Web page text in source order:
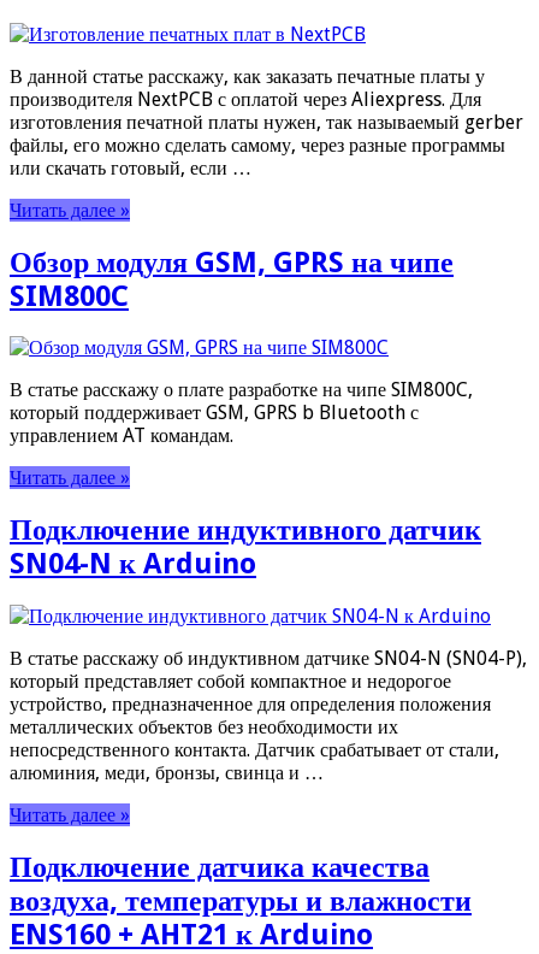
В данной статье расскажу, как заказать печатные платы у
производителя NextPCB с оплатой через Aliexpress. Для
изготовления печатной платы нужен, так называемый gerber
файлы, его можно сделать самому, через разные программы
или скачать готовый, если …
Читать далее »
Обзор модуля GSM, GPRS на чипе
SIM800C
В статье расскажу о плате разработке на чипе SIM800C,
который поддерживает GSM, GPRS b Bluetooth с
управлением AT командам.
Читать далее »
Подключение индуктивного датчик
SN04-N к Arduino
В статье расскажу об индуктивном датчике SN04-N (SN04-P),
который представляет собой компактное и недорогое
устройство, предназначенное для определения положения
металлических объектов без необходимости их
непосредственного контакта. Датчик срабатывает от стали,
алюминия, меди, бронзы, свинца и …
Читать далее »
Подключение датчика качества
воздуха, температуры и влажности
ENS160 + AHT21 к Arduino